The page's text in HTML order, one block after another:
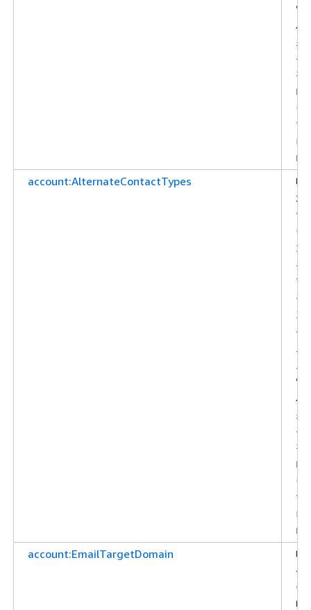
액
세
스
를
필
터
링
합
니
다.
account:AlternateContactTypes
대
체
연
락
처
유
형
을
기
준
액
세
스
를
필
터
링
합
니
다.
account:EmailTargetDomain
대
상
이
메